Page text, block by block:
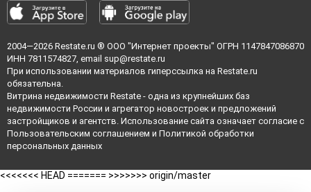
2004—2026 Restate.ru ® ООО "Интернет проекты" ОГРН 1147847086870
ИНН 7811574827, email sup@restate.ru
При использовании материалов гиперссылка на Restate.ru
обязательна.
Витрина недвижимости Restate - одна из крупнейших баз
недвижимости России и агрегатор новостроек и предложений
застройщиков и агентств. Использование сайта означает согласие с
Пользовательским соглашением и Политикой обработки
персональных данных
<<<<<<< HEAD ======= >>>>>>> origin/master